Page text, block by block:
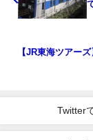
【JR東海ツアー
Twitter